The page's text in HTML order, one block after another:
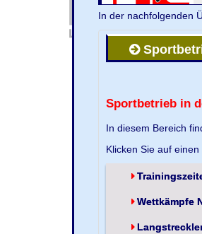
In der nachfolgenden
Sportbetrieb in
In diesem Bereich
Klicken Sie auf
Wettkämpfe